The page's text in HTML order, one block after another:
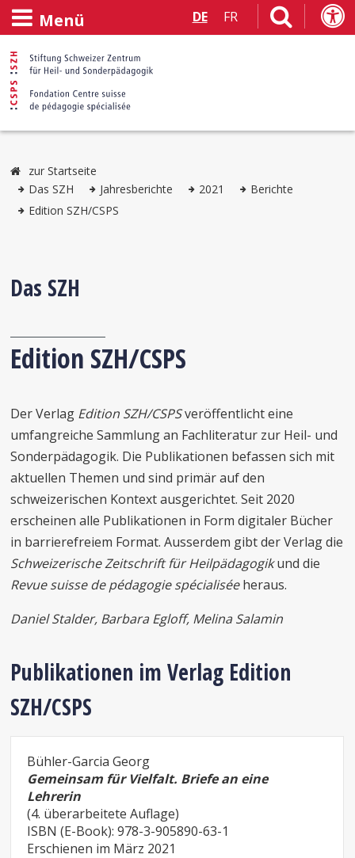
Menü DE FR
zur Startseite
Das SZH
Jahresberichte 2021
Berichte
Edition SZH/CSPS
Das SZH
Edition SZH/CSPS
Der Verlag Edition SZH/CSPSveröffentlicht eine
umfangreiche Sammlung an Fachliteratur zur Heil- und
Sonderpädagogik. Die Publikationen befassen sich mit
aktuellen Themen und sind primär auf den
schweizerischen Kontext ausgerichtet. Seit 2020
erscheinen alle Publikationen in Form digitaler Bücher
in barrierefreiem Format. Ausserdem gibt der Verlag die
Schweizerische Zeitschrift für Heilpädagogikund die
Revue suisse de pédagogie spécialiséeheraus.
Daniel Stalder, Barbara Egloff, Melina Salamin
Publikationen im Verlag Edition
SZH/CSPS
Bühler-Garcia Georg
Gemeinsam für Vielfalt. Briefe an eine
Lehrerin
(4. überarbeitete Auflage)
ISBN (E-Book): 978-3-905890-63-1
Erschienen im März 2021